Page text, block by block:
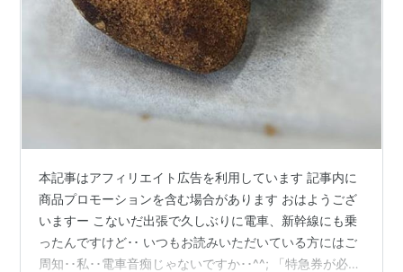
本記事はアフィリエイト広告を利用しています 記事内に
商品プロモーションを含む場合があります おはようござ
いますー こないだ出張で久しぶりに電車、新幹線にも乗
ったんですけど･･ いつもお読みいただいている方にはご
周知･･私･･電車音痴じゃないですか･･^^; 「特急券が必要